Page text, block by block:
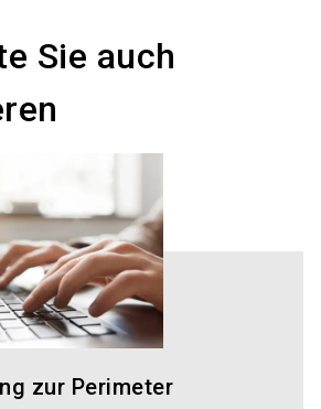
Sie auch
zur Perimeter